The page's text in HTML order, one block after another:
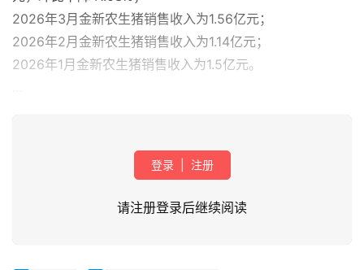
2026年3月金新农生猪销售收入为1.56亿元；
2026年2月金新农生猪销售收入为1.14亿元；
2026年1月金新农生猪销售收入为1.5亿元。
登录 注册
请注册登录后继续阅读